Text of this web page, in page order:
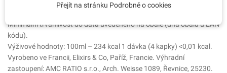
Minimální trvanlivost do data uvedeného na obale (dna obalu u EAN
kódu).
Výživové hodnoty: 100ml – 234 kcal 1 dávka (4 kapky) <0,01 kcal.
Vyrobeno ve Francii, Elixirs & Co, Paříž, Francie. Výhradní
zastoupení: AMC RATIO s.r.o., Arch. Weisse 1089, Řevnice, 25230.
Přejít na stránku Podrobně o cookies